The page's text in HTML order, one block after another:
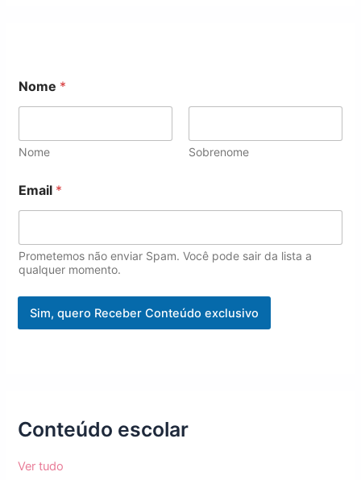
o
m
E
m
i
l
E
a
i
l
Nome *
Nome Sobrenome
Email *
Prometemos não enviar Spam. Você pode sair da lista a
qualquer momento.
Sim, quero Receber Conteúdo exclusivo
Conteúdo escolar
Ver tudo